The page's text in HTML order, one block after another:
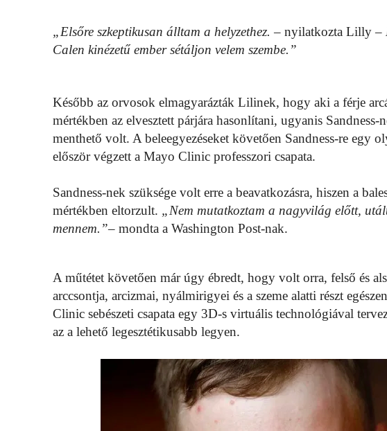
„Elsőre szkeptikusan álltam a helyzethez. – nyilatkozta Lilly–
Calen kinézetű ember sétáljon velem szembe.”
Később az orvosok elmagyarázták Lilinek, hogy aki a férje
mértékben az elvesztett párjára hasonlítani, ugyanis
menthető volt. A beleegyezéseket követően Sandness-re egy
először végzett a Mayo Clinic professzori csapata.
Sandness-nek szüksége volt erre a beavatkozásra, hiszen a
mértékben eltorzult. „Nem mutatkoztam a nagyvilág előtt,
mennem.”– mondta a Washington Post-nak.
A műtétet követően már úgy ébredt, hogy volt orra, felső és
arccsontja, arcizmai, nyálmirigyei és a szeme alatti részt
Clinic sebészeti csapata egy 3D-s virtuális technológiával
az a lehető legesztétikusabb legyen.